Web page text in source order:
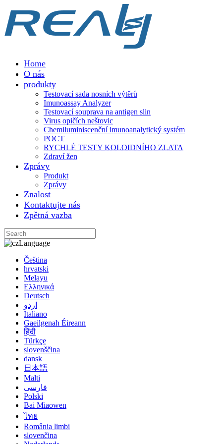
Home
O nás
produkty
Testovací sada nosních výtěrů
Imunoassay Analyzer
Testovací souprava na antigen slin
Virus opičích neštovic
Chemiluminiscenční imunoanalytický systém
POCT
RYCHLÉ TESTY KOLOIDNÍHO ZLATA
Zdraví žen
Zprávy
Produkt
Zprávy
Znalost
Kontaktujte nás
Zpětná vazba
Language
Čeština
hrvatski
Melayu
Ελληνικά
Deutsch
اردو
Italiano
Gaeilgenah Éireann
हिंदी
Türkçe
slovenščina
dansk
日本語
Malti
فارسی
Polski
Bai Miaowen
ไทย
România limbi
slovenčina